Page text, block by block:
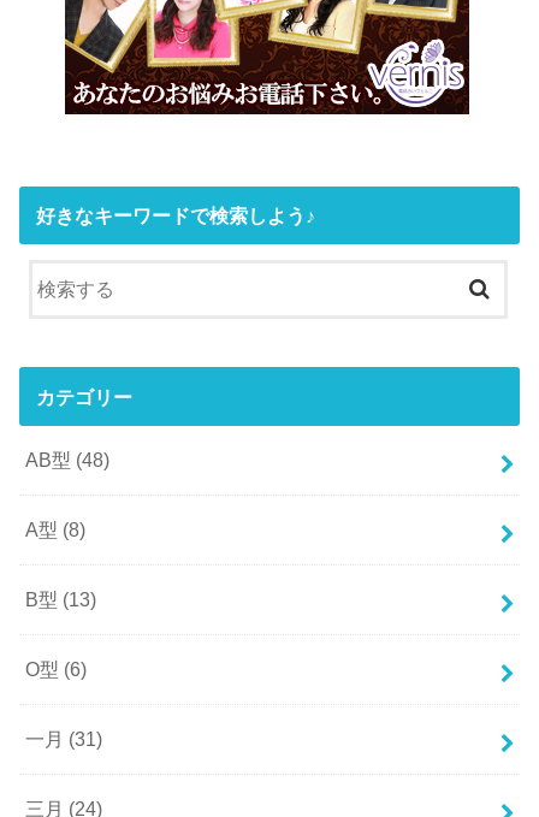
好きなキーワードで検索しよう♪
カテゴリー
AB型 (48)
A型 (8)
B型 (13)
O型 (6)
一月 (31)
三月 (24)